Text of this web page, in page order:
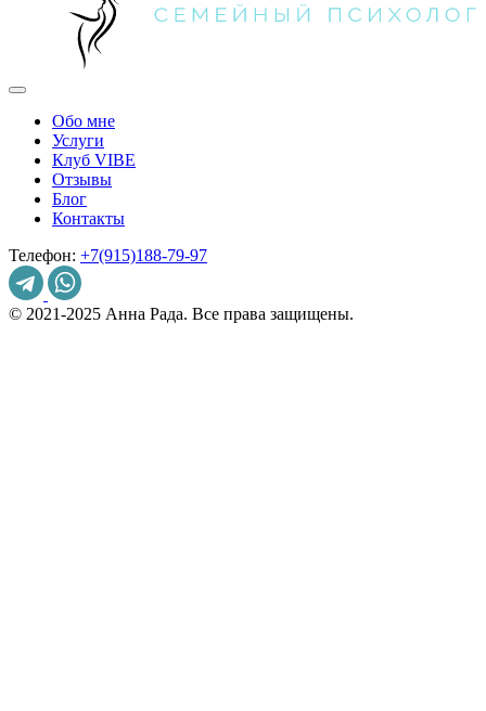
Обо мне
Услуги
Клуб VIBE
Отзывы
Блог
Контакты
Телефон: +7(915)188-79-97
© 2021-2025 Анна Рада. Все права защищены.